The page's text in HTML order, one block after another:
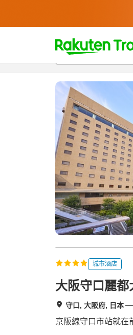
t
p
a
e
a
r
h
概覽房間及住宿方案 評
城市酒店
大阪守口麗都
守口, 大阪府, 日本
京阪線守口市站就在